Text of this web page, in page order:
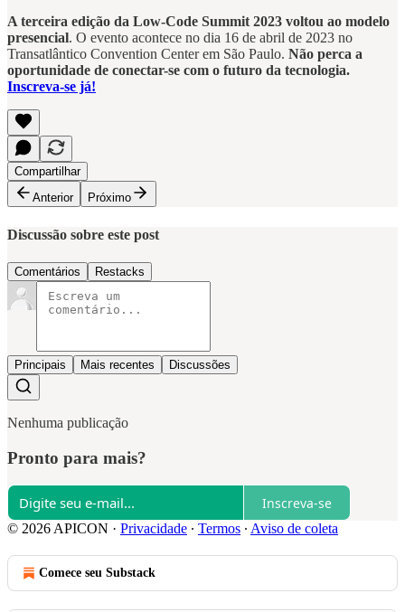
A terceira edição da Low-Code Summit 2023 voltou ao modelo
presencial. O evento acontece no dia 16 de abril de 2023 no
Transatlântico Convention Center em São Paulo. Não perca a
oportunidade de conectar-se com o futuro da tecnologia.
Inscreva-se já!
Compartilhar
Anterior
Próximo
Discussão sobre este post
Comentários Restacks
Principais Mais recentes Discussões
Nenhuma publicação
Pronto para mais?
Inscreva-se
© 2026 APICON · Privacidade ∙ Termos ∙ Aviso de coleta
Comece seu Substack